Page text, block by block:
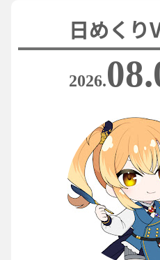
日めく
2026.